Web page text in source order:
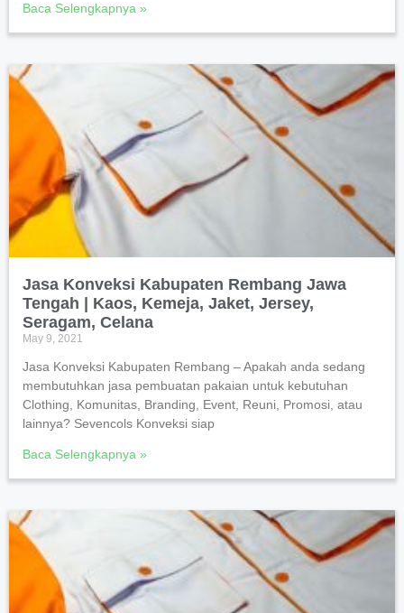
Baca Selengkapnya »
Jasa Konveksi Kabupaten Rembang Jawa
Tengah | Kaos, Kemeja, Jaket, Jersey,
Seragam, Celana
May 9, 2021
Jasa Konveksi Kabupaten Rembang – Apakah anda sedang
membutuhkan jasa pembuatan pakaian untuk kebutuhan
Clothing, Komunitas, Branding, Event, Reuni, Promosi, atau
lainnya? Sevencols Konveksi siap
Baca Selengkapnya »